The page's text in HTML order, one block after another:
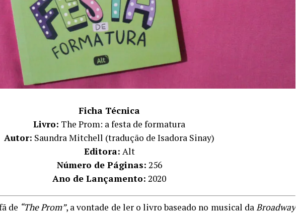
Ficha Técnica
Livro: The Prom: a festa de formatura
Autor: Saundra Mitchell (tradução de Isadora Sinay)
Editora: Alt
Número de Páginas: 256
Ano de Lançamento: 2020
de “The Prom”, a vontade de ler o livro baseado no musical daBroadway